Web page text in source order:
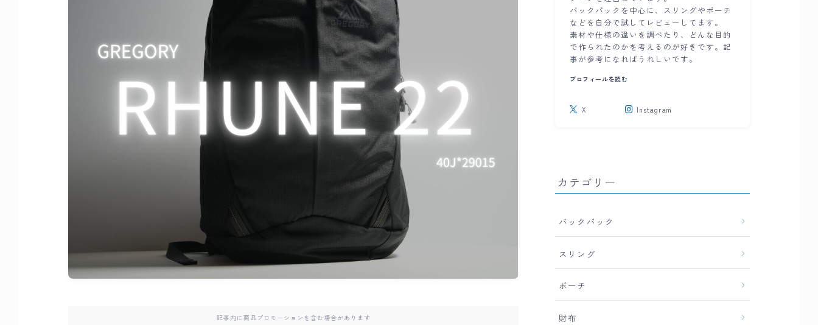
記事内に商品プロモーションを含む場合があります
バックパックを中心に、スリングやポーチ
などを自分で試してレビューしてます。
素材や仕様の違いを調べたり、どんな目的
で作られたのかを考えるのが好きです。記
事が参考になればうれしいです。
プロフィールを読む
X Instagram
カテゴリー
バックパック
スリング
ポーチ
財布